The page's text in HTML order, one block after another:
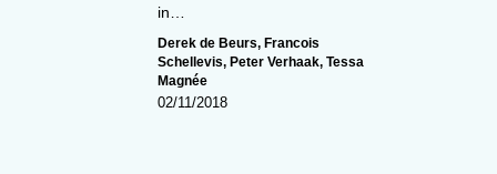
in…
Derek de Beurs, Francois
Schellevis, Peter Verhaak, Tessa
Magnée
02/11/2018